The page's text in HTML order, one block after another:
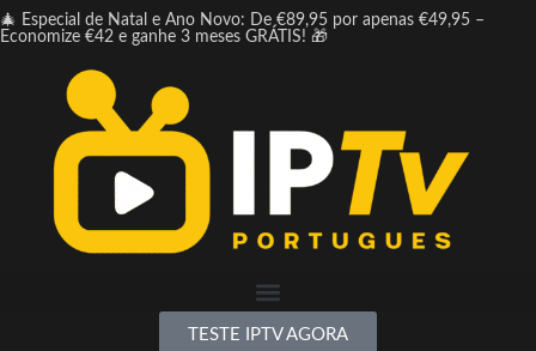
🎄 Especial de Natal e Ano Novo: De €89,95 por apenas €49,95 –
Economize €42 e ganhe 3 meses GRÁTIS! 🎁
TESTE IPTV AGORA